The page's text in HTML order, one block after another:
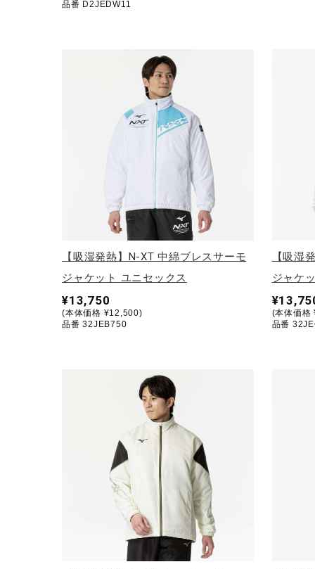
アウトドア／レイン
品番 D2JEDW11
【吸湿発熱】N-XT 中綿ブレスサーモ
ジャケット ユニセックス
¥13,750
(本体価格 ¥12,500)
品番 32JEB750
【吸湿
ジャケ
(本体価格
品番